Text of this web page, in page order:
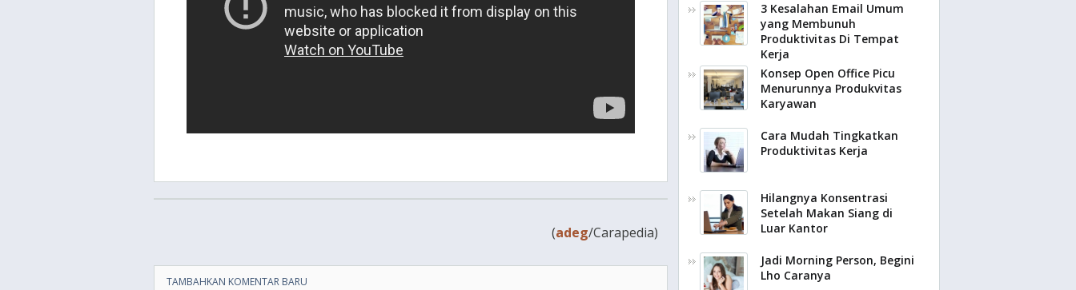
(adeg/Carapedia)
TAMBAHKAN KOMENTAR BARU
3 Kesalahan Email Umum
yang Membunuh
Produktivitas Di Tempat
Kerja
Konsep Open Office Picu
Menurunnya Produkvitas
Karyawan
Cara Mudah Tingkatkan
Produktivitas Kerja
Hilangnya Konsentrasi
Setelah Makan Siang di
Luar Kantor
Jadi Morning Person, Begini
Lho Caranya